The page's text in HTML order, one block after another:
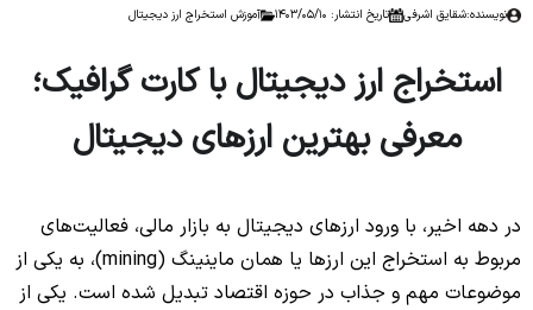
نویسنده:شقایق اشرفی تاریخ انتشار: 1403/05/10 آموزش استخراج ارز دیجیتال
استخراج ارز دیجیتال با کارت گرافیک؛
معرفی بهترین ارزهای دیجیتال
در دهه اخیر، با ورود ارزهای دیجیتال به بازار مالی، فعالیت‌های
مربوط به استخراج این ارزها یا همان ماینینگ (mining)، به یکی از
موضوعات مهم و جذاب در حوزه اقتصاد تبدیل شده است. یکی از